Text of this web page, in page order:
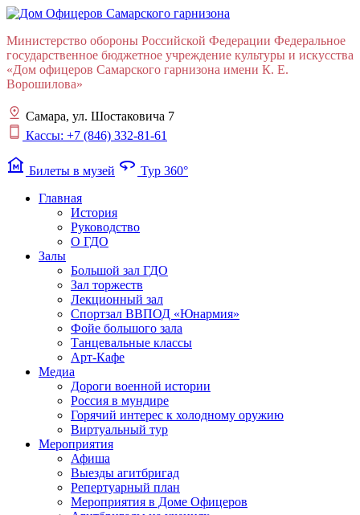
Министерство обороны Российской Федерации Федеральное
государственное бюджетное учреждение культуры и искусства
«Дом офицеров Cамарского гарнизона имени К. Е.
Ворошилова»
Самара, ул. Шостаковича 7
Кассы: +7 (846) 332-81-61
museum Билеты в музей 360 Тур 360°
Главная
История
Руководство
О ГДО
Залы
Большой зал ГДО
Зал торжеств
Лекционный зал
Cпортзал ВВПОД «Юнармия»
Фойе большого зала
Танцевальные классы
Арт-Кафе
Медиа
Дороги военной истории
Россия в мундире
Горячий интерес к холодному оружию
Виртуальный тур
Мероприятия
Афиша
Выезды агитбригад
Репертуарный план
Мероприятия в Доме Офицеров